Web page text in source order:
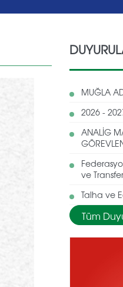
MUĞLA
2026 -
ANALİG
ve
Talha ve
Tüm